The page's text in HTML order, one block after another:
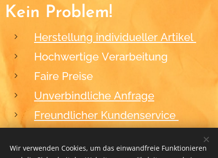
Kein Problem!
Herstellung individueller Artikel
Hochwertige Verarbeitung
Faire Preise
Unverbindliche Anfrage
Freundlicher Kundenservice
Wir verwenden Cookies, um das einwandfreie Funktionieren